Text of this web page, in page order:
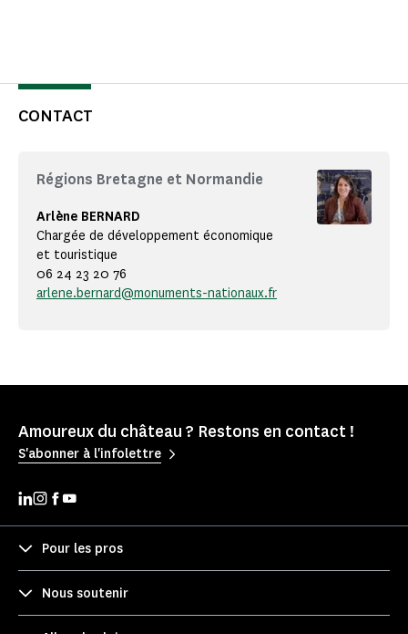
CONTACT
Régions Bretagne et Normandie
Arlène BERNARD
Chargée de développement économique
et touristique
06 24 23 20 76
arlene.bernard@monuments-nationaux.fr
Amoureux du château ? Restons en contact !
S'abonner à l'infolettre
Pour les pros
Nous soutenir